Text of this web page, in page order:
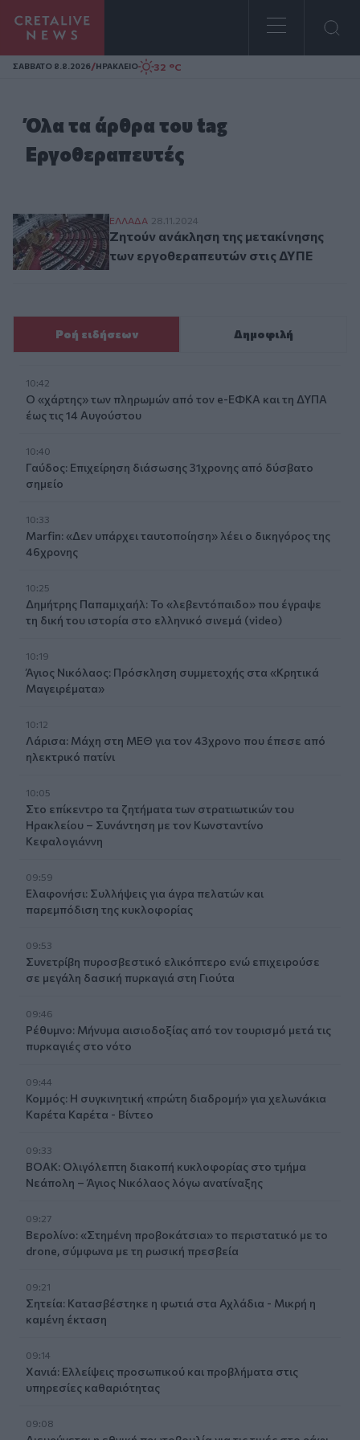
Homepage
ΣAΒΒΑΤΟ 8.8.2026/ΗΡΑΚΛΕΙΟ 32 °C
Όλα τα άρθρα του tag
Εργοθεραπευτές
Ζητούν ανάκληση της μετακίνησης των
ΕΛΛAΔΑ 28.11.2024
Ζητούν ανάκληση της μετακίνησης
των εργοθεραπευτών στις ΔΥΠΕ
Ροή ειδήσεων Δημοφιλή
10:42
Ο «χάρτης» των πληρωμών από τον e-ΕΦΚΑ και τη ΔΥΠΑ
έως τις 14 Αυγούστου
10:40
Γαύδος: Επιχείρηση διάσωσης 31χρονης από δύσβατο
σημείο
10:33
Marfin: «Δεν υπάρχει ταυτοποίηση» λέει ο δικηγόρος της
46χρονης
10:25
Δημήτρης Παπαμιχαήλ: Το «λεβεντόπαιδο» που έγραψε
τη δική του ιστορία στο ελληνικό σινεμά (video)
10:19
Άγιος Νικόλαος: Πρόσκληση συμμετοχής στα «Κρητικά
Μαγειρέματα»
10:12
Λάρισα: Μάχη στη ΜΕΘ για τον 43χρονο που έπεσε από
ηλεκτρικό πατίνι
10:05
Στο επίκεντρο τα ζητήματα των στρατιωτικών του
Ηρακλείου – Συνάντηση με τον Κωνσταντίνο
Κεφαλογιάννη
09:59
Ελαφονήσι: Συλλήψεις για άγρα πελατών και
παρεμπόδιση της κυκλοφορίας
09:53
Συνετρίβη πυροσβεστικό ελικόπτερο ενώ επιχειρούσε
σε μεγάλη δασική πυρκαγιά στη Γιούτα
09:46
Ρέθυμνο: Μήνυμα αισιοδοξίας από τον τουρισμό μετά τις
πυρκαγιές στο νότο
09:44
Κομμός: Η συγκινητική «πρώτη διαδρομή» για χελωνάκια
Καρέτα Καρέτα - Βίντεο
09:33
ΒΟΑΚ: Ολιγόλεπτη διακοπή κυκλοφορίας στο τμήμα
Νεάπολη – Άγιος Νικόλαος λόγω ανατίναξης
09:27
Βερολίνο: «Στημένη προβοκάτσια» το περιστατικό με το
drone, σύμφωνα με τη ρωσική πρεσβεία
09:21
Σητεία: Κατασβέστηκε η φωτιά στα Αχλάδια - Μικρή η
καμένη έκταση
09:14
Χανιά: Ελλείψεις προσωπικού και προβλήματα στις
υπηρεσίες καθαριότητας
09:08